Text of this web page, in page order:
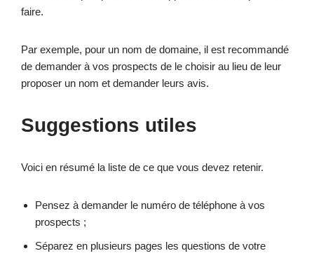
faire.
Par exemple, pour un nom de domaine, il est recommandé
de demander à vos prospects de le choisir au lieu de leur
proposer un nom et demander leurs avis.
Suggestions utiles
Voici en résumé la liste de ce que vous devez retenir.
Pensez à demander le numéro de téléphone à vos
prospects ;
Séparez en plusieurs pages les questions de votre